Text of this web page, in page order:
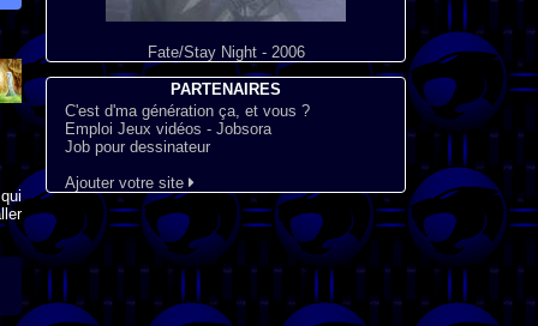
Fate/Stay Night - 2006
PARTENAIRES
C'est d'ma génération ça, et vous ?
Emploi Jeux vidéos - Jobsora
Job pour dessinateur
Ajouter votre site